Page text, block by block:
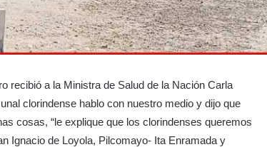
recibió a la Ministra de Salud de la Nación Carla
clorindense hablo con nuestro medio y dijo que
cosas, “le explique que los clorindenses queremos
Ignacio de Loyola, Pilcomayo- Ita Enramada y